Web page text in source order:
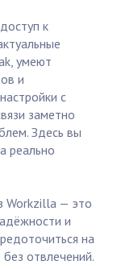
к
умеют
и
с
заметно
Здесь вы
реально
Workzilla — это
и
на
отвлечений.